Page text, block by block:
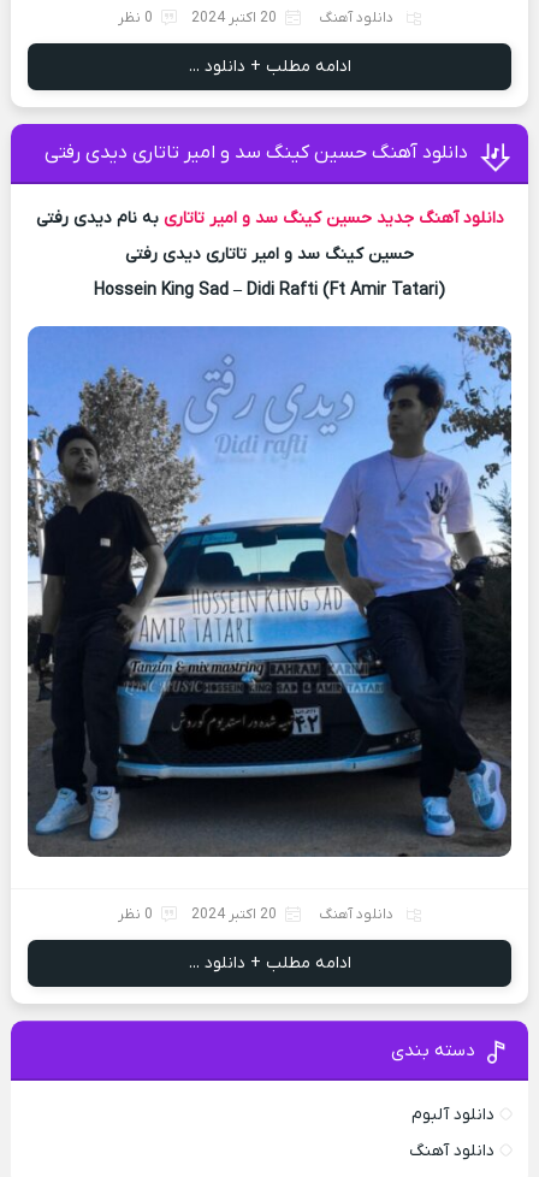
دانلود آهنگ 20 اکتبر 2024 0 نظر
ادامه مطلب + دانلود ...
دانلود آهنگ حسین کینگ سد و امیر تاتاری دیدی رفتی
دانلود آهنگ جدید حسین کینگ سد و امیر تاتاری به نام دیدی رفتی
حسین کینگ سد و امیر تاتاری دیدی رفتی
Hossein King Sad – Didi Rafti (Ft Amir Tatari)
دانلود آهنگ 20 اکتبر 2024 0 نظر
ادامه مطلب + دانلود ...
دسته بندی
دانلود آلبوم
دانلود آهنگ